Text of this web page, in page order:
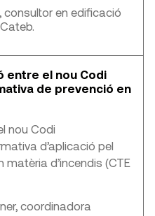
consultor en edificació
entre el nou Codi
de prevenció en
nou Codi
d’aplicació pel
d’incendis (CTE
coordinadora